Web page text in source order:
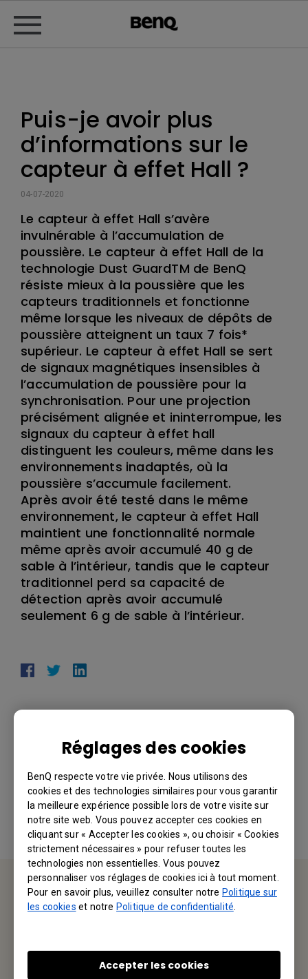
Réglages des cookies
BenQ respecte votre vie privée. Nous utilisons des
cookies et des technologies similaires pour vous garantir
la meilleure expérience possible lors de votre visite sur
notre site web. Vous pouvez accepter ces cookies en
cliquant sur « Accepter les cookies », ou choisir « Cookies
strictement nécessaires » pour refuser toutes les
technologies non essentielles. Vous pouvez
personnaliser vos réglages de cookies ici à tout moment.
Pour en savoir plus, veuillez consulter notrePolitique sur
les cookies et notrePolitique de confidentialité
Accepter les cookies
Puis-je avoir plus
d’informations sur le
capteur à effet Hall ?
04-07-2020
Le capteur à effet Hall s’avère
invulnérable à l’accumulation de
poussière. Le capteur à effet Hall de la
technologie Dust GuardTM de BenQ
résiste mieux à la poussière que les
capteurs traditionnels et fonctionne
même lorsque les niveaux de dépôts de
poussière atteignent un taux 7 fois*
supérieur. Le capteur à effet Hall se sert
de signaux magnétiques insensibles à
l’accumulation de poussière pour la
synchronisation. Pour une projection
précisément alignée et ininterrompue, les
signaux du capteur à effet hall
distinguent les couleurs, même dans les
environnements inadaptés, où la
poussière s’accumule facilement.
Après avoir été testé dans le même
environnement, le capteur à effet Hall
maintient une fonctionnalité normale
même après avoir accumulé 40 g de
sable à l’intérieur, tandis que le capteur
traditionnel perd sa capacité de
détection après avoir accumulé
seulement 6 g de sable à l’intérieur.
Ces informations vous ont-elles été utiles ?
Oui Non
Service d'assistance